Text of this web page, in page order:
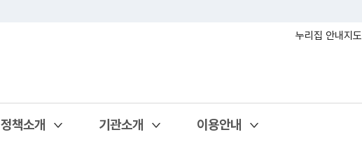
누리집 안내지도
정책소개
열기
기관소개
열기
이용안내
열기